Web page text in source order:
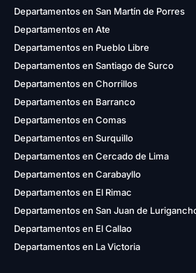
Departamentos en San Martín de Porres
Departamentos en Ate
Departamentos en Pueblo Libre
Departamentos en Santiago de Surco
Departamentos en Chorrillos
Departamentos en Barranco
Departamentos en Comas
Departamentos en Surquillo
Departamentos en Cercado de Lima
Departamentos en Carabayllo
Departamentos en El Rimac
Departamentos en San Juan de
Departamentos en El Callao
Departamentos en La Victoria